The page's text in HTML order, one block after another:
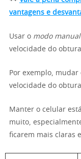
vantagens e
Usar o modo manual
velocidade do
Por exemplo, mudar
velocidade do
Manter o celular
muito,
ficarem mais claras